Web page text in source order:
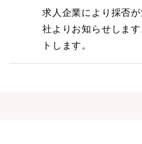
求人企業により採否
社よりお知らせしま
トします。